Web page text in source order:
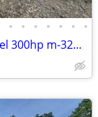
• • • • • • •
1990 Country Coach savannah cat diesel 300hp m-3208 allison mt647 1